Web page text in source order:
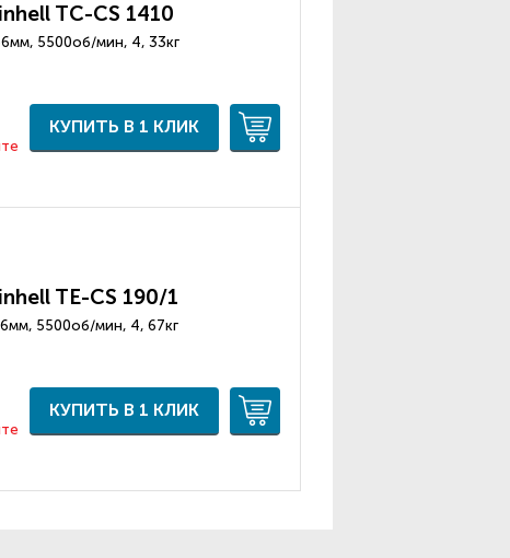
TC-CS 1410
5500об/мин, 4, 33кг
КУПИТЬ В 1 КЛИК
TE-CS 190/1
5500об/мин, 4, 67кг
КУПИТЬ В 1 КЛИК